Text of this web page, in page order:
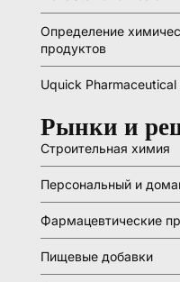
Определение
продуктов
Uquick Pharmaceutical
Рынки и
Строительная химия
Персональный и
Фармацевтические
Пищевые добавки